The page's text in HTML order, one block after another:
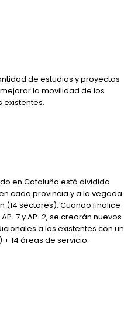
de estudios y proyectos
la movilidad de los
existentes.
en Cataluña está dividida
cada provincia y a la vegada
(14 sectores). Cuando finalice
7 y AP-2, se crearán nuevos
a los existentes con un
14 áreas de servicio.